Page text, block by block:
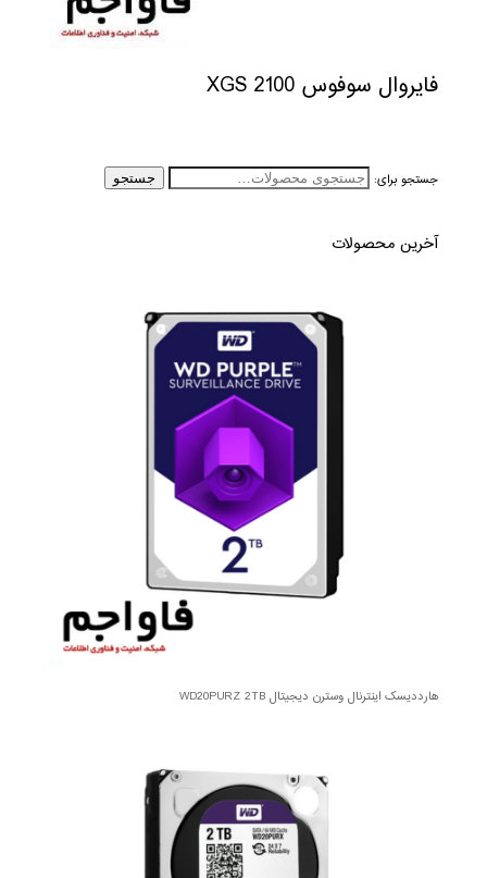
فایروال سوفوس XGS 2100
جستجو برای: جستجو
آخرین محصولات
هارددیسک اینترنال وسترن دیجیتال WD20PURZ 2TB